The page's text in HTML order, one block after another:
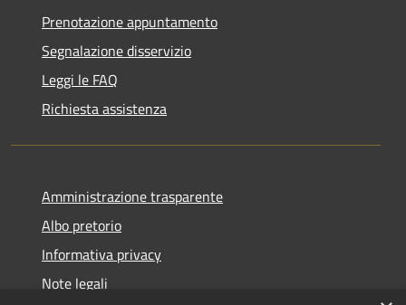
Prenotazione appuntamento
Segnalazione disservizio
Leggi le FAQ
Richiesta assistenza
Amministrazione trasparente
Albo pretorio
Informativa privacy
Note legali